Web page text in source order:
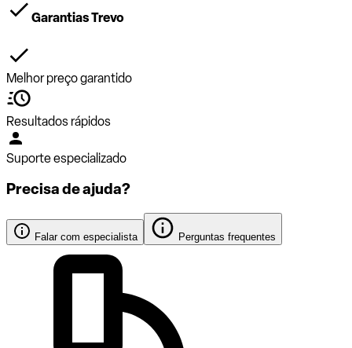
Garantias Trevo
Melhor preço garantido
Resultados rápidos
Suporte especializado
Precisa de ajuda?
Falar com especialista Perguntas frequentes